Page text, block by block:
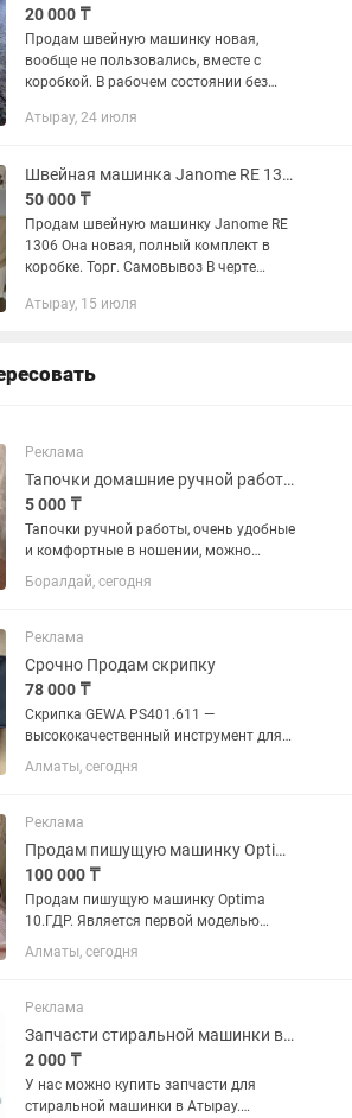
20 000 ₸
Продам швейную машинку новая,
вообще не пользовались, вместе с
коробкой. В рабочем состоянии без
звоните, пишите. Или звоните по .
Атырау, 24 июля
Швейная машинка Janome RE 1306 в коробке, срочно в связи с переездом. Торг.
50 000 ₸
Продам швейную машинку Janome RE
1306 Она новая, полный комплект в
коробке. Торг. Самовывоз В черте
Атырау, 15 июля
Реклама
Тапочки домашние ручной работы
5 000 ₸
Тапочки ручной работы, очень удобные
и комфортные в ношении, можно
носить с пяткой или задник не
надевать и будут как шлепки. Тапочки
них вложена мужская энергетика...
Боралдай, сегодня
Реклама
Срочно Продам скрипку
78 000 ₸
Скрипка GEWA PS401.611 —
высококачественный инструмент для
музыкантов, сочетающий хороший
звук и стильный дизайн. Особенности:
элегантный внешний...
Алматы, сегодня
Реклама
Продам пишущую машинку Optima M10
100 000 ₸
Продам пишущую машинку Optima
10.ГДР. Является первой моделью
пишущей машинки предприятия VEB
Optima. Состояние хорошее, рабочее.
в длину. Для более подробного...
Алматы, сегодня
Реклама
Запчасти стиральной машинки в Атырау
2 000 ₸
У нас можно купить запчасти для
стиральной машинки в Атырау.